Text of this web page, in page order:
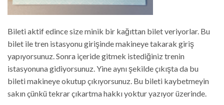
Bileti aktif edince size minik bir kağıttan bilet veriyorlar. Bu
bilet ile tren istasyonu girişinde makineye takarak giriş
yapıyorsunuz. Sonra içeride gitmek istediğiniz trenin
istasyonuna gidiyorsunuz. Yine aynı şekilde çıkışta da bu
bileti makineye okutup çıkıyorsunuz. Bu bileti kaybetmeyin
sakın çünkü tekrar çıkartma hakkı yoktur yazıyor üzerinde.